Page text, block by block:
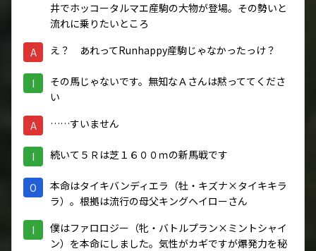
井でホッコータルマエ産駒の大物が登場。その勢いと
流れに乗りたいところ
A え？ あれってRunhappy産駒じゃなかったっけ？
I
その馬じゃないです。無知なＡさんは黙っててくださ
い
A ……すいません
I 続いて５Ｒは芝１６００ｍの新馬戦です
O
本命はタイキバンディエラ（牡・キズナ×タイキキラ
ラ）。根拠は流行の母父キングヘイローさん
I
僕はファロロジー（牝・バトルプラン×ミントシャイ
ン）を本命にしました。気性がカギですが爆発力を秘